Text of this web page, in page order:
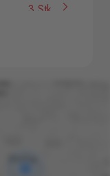
3 Stk.